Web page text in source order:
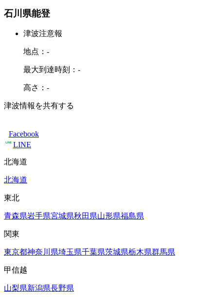
石川県能登
津波注意報
地点：-
最大到達時刻：-
高さ：-
津波情報を共有する
Facebook
LINE
北海道
北海道
東北
青森県岩手県宮城県秋田県山形県福島県
関東
東京都神奈川県埼玉県千葉県茨城県栃木県群馬県
甲信越
山梨県新潟県長野県